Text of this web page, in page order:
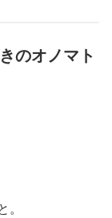
のオノマト
。